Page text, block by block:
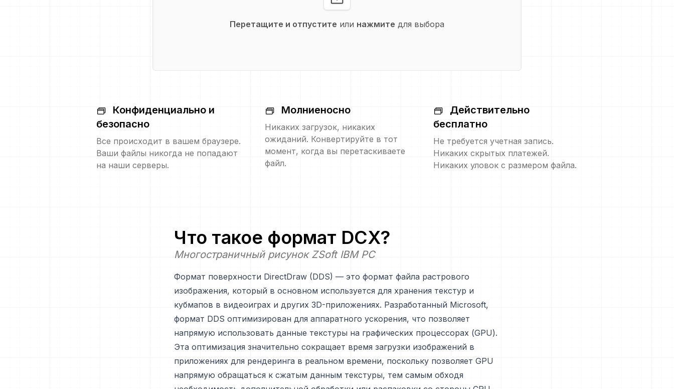
Перетащите и отпустите или нажмите для выбора
Конфиденциально и
безопасно
Все происходит в вашем браузере.
Ваши файлы никогда не попадают
на наши серверы.
Молниеносно
Никаких загрузок, никаких
ожиданий. Конвертируйте в тот
момент, когда вы перетаскиваете
файл.
Действительно
бесплатно
Не требуется учетная запись.
Никаких скрытых платежей.
Никаких уловок с размером файла.
Что такое формат DCX?
Многостраничный рисунок ZSoft IBM PC
Формат поверхности DirectDraw (DDS) — это формат файла растрового
изображения, который в основном используется для хранения текстур и
кубмапов в видеоиграх и других 3D-приложениях. Разработанный Microsoft,
формат DDS оптимизирован для аппаратного ускорения, что позволяет
напрямую использовать данные текстуры на графических процессорах (GPU).
Эта оптимизация значительно сокращает время загрузки изображений в
приложениях для рендеринга в реальном времени, поскольку позволяет GPU
напрямую обращаться к сжатым данным текстуры, тем самым обходя